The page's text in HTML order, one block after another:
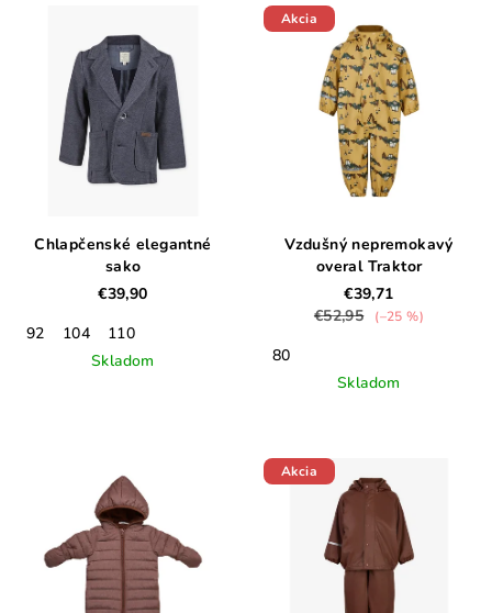
Chlapčenské elegantné
sako
€39,90
92
104
110
Skladom
Akcia
Vzdušný nepremokavý
overal Traktor
€39,71
€52,95
(–25 %)
80
Skladom
Akcia